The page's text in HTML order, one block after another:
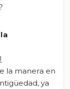
la manera en
ya